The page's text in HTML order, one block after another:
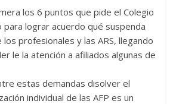
los 6 puntos que pide el Colegio
para lograr acuerdo qué suspenda
profesionales y las ARS, llegando
le la atención a afiliados algunas de
estas demandas disolver el
individual de las AFP es un